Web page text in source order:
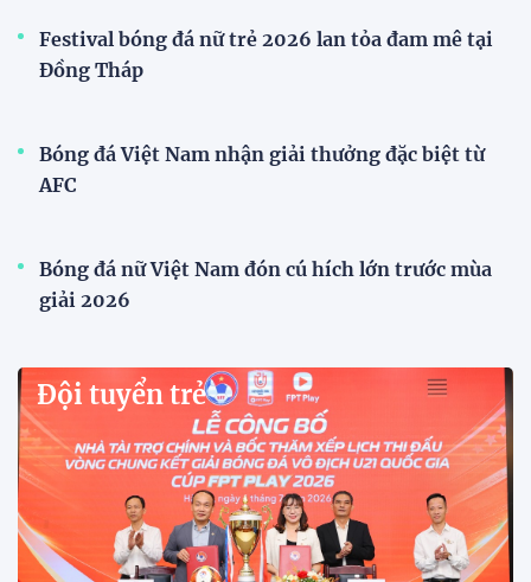
Festival bóng đá nữ trẻ 2026 lan tỏa đam mê tại
Đồng Tháp
Bóng đá Việt Nam nhận giải thưởng đặc biệt từ
AFC
Bóng đá nữ Việt Nam đón cú hích lớn trước mùa
giải 2026
Đội tuyển trẻ